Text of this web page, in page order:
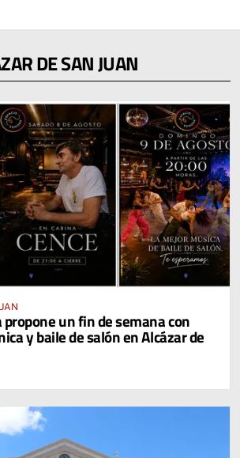
DE SAN JUAN
propone un fin de semana con
y baile de salón en Alcázar de